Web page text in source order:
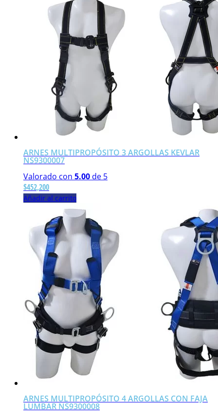
ARNES MULTIPROPÓSITO 3 ARGOLLAS KEVLAR
NS9300007
Valorado con 5.00de 5
$452,200
Añadir al carrito
ARNES MULTIPROPÓSITO 4 ARGOLLAS CON FAJA
LUMBAR NS9300008